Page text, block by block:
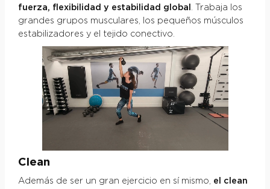
fuerza, flexibilidad y estabilidad global . Trabaja los
grandes grupos musculares, los pequeños músculos
estabilizadores y el tejido conectivo.
Clean
Además de ser un gran ejercicio en sí mismo, el clean